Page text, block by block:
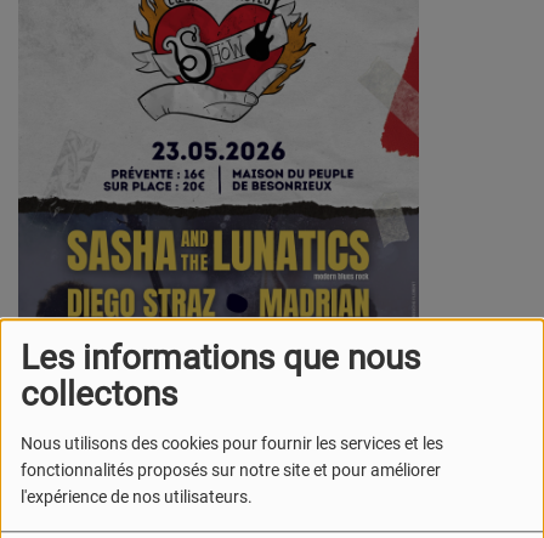
Les informations que nous
collectons
Nous utilisons des cookies pour fournir les services et les
fonctionnalités proposés sur notre site et pour améliorer
l'expérience de nos utilisateurs.